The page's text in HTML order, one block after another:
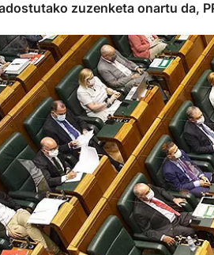
zuzenketa onartu da,